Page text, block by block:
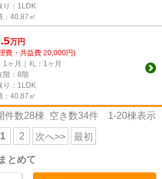
り：1LDK
：40.87㎡
万円
費・共益費 20,000円)
1ヶ月｜礼：1ヶ月
階：8階
り：1LDK
：40.87㎡
件数28棟 空き数34件 1-20棟表示
1 2 次へ>> 最初
とめて